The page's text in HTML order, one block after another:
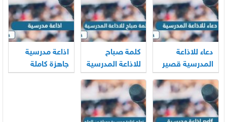
2026
دعاء للاذاعة
المدرسية قصير
كلمة صباح
للاذاعة المدرسية
قصيرة وجميلة
2026
اذاعة مدرسية
جاهزة كاملة